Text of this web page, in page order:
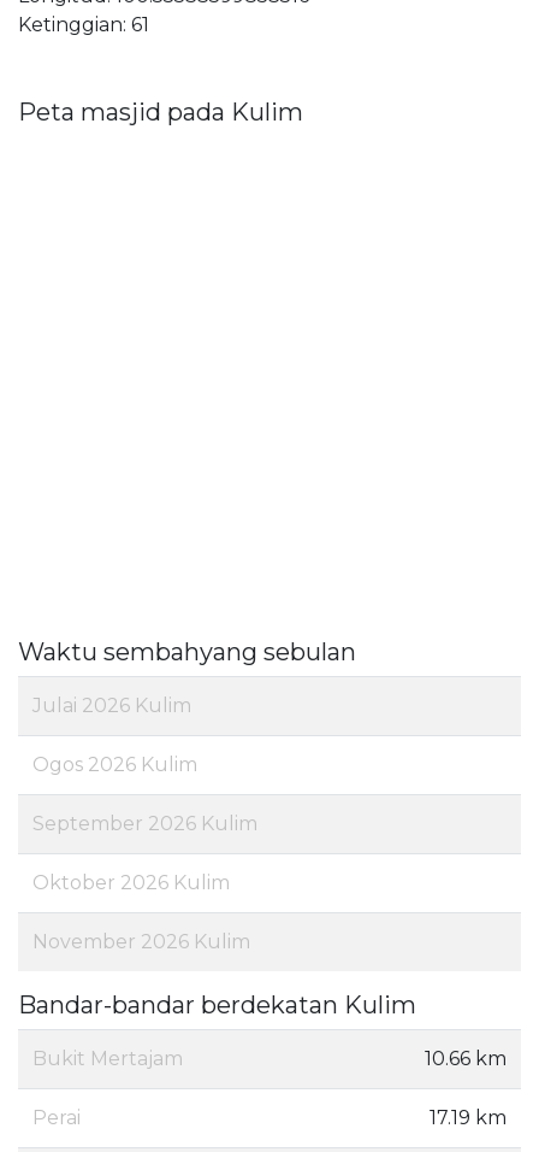
Ketinggian: 61
Peta masjid pada Kulim
Waktu sembahyang sebulan
Julai 2026 Kulim
Ogos 2026 Kulim
September 2026 Kulim
Oktober 2026 Kulim
November 2026 Kulim
Bandar-bandar berdekatan Kulim
Bukit Mertajam 10.66 km
Perai 17.19 km